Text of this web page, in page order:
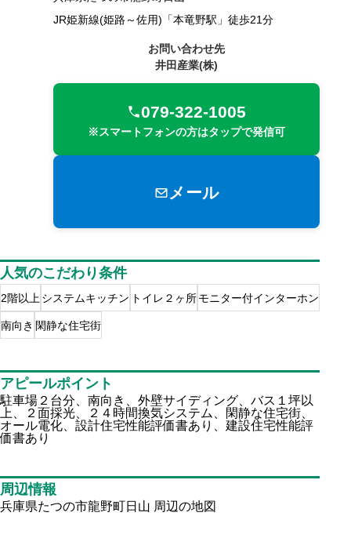
JR姫新線(姫路～佐用)「本竜野駅」徒歩21分
お問い合わせ先
井田産業(株)
079-322-1005
※スマートフォンの方はタップで発信可
メール
人気のこだわり条件
2階以上システムキッチン トイレ２ヶ所モニター付インターホン
南向き 閑静な住宅街
アピールポイント
駐車場２台分、南向き、外壁サイディング、バス１坪以
上、２面採光、２４時間換気システム、閑静な住宅街、
オール電化、設計住宅性能評価書あり、建設住宅性能評
価書あり
周辺情報
兵庫県たつの市龍野町日山 周辺の地図